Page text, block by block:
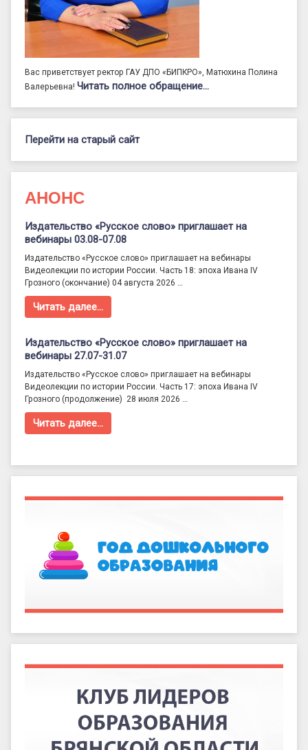
Вас приветствует ректор ГАУ ДПО «БИПКРО», Матюхина Полина
Валерьевна! Читать полное обращение…
Перейти на старый сайт
АНОНС
Издательство «Русское слово» приглашает на
вебинары 03.08-07.08
Издательство «Русское слово» приглашает на вебинары
Видеолекции по истории России. Часть 18: эпоха Ивана IV
Грозного (окончание) 04 августа 2026 …
Читать далее…
Издательство «Русское слово» приглашает на
вебинары 27.07-31.07
Издательство «Русское слово» приглашает на вебинары
Видеолекции по истории России. Часть 17: эпоха Ивана IV
Грозного (продолжение) 28 июля 2026 …
Читать далее…